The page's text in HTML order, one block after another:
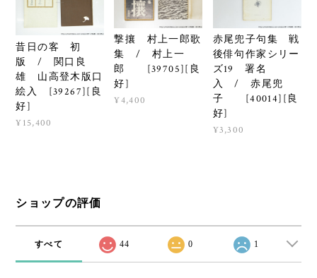
昔日の客 初
版 / 関口良
雄 山高登木版口
絵入 [39267][良
好]
¥15,400
撃攘 村上一郎歌
集 / 村上一
郎 [39705][良
好]
¥4,400
赤尾兜子句集 戦
後俳句作家シリー
ズ19 署名
入 / 赤尾兜
子 [40014][良
好]
¥3,300
ショップの評価
すべて 44 0 1